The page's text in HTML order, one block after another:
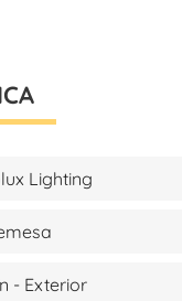
Lighting
- Exterior